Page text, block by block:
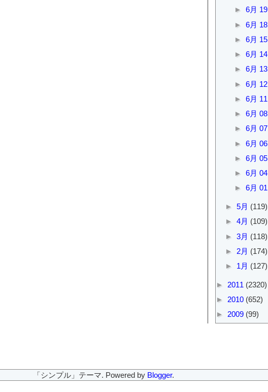
► 6月 19
► 6月 18
► 6月 15
► 6月 14
► 6月 13
► 6月 12
► 6月 11
► 6月 08
► 6月 07
► 6月 06
► 6月 05
► 6月 04
► 6月 01
► 5月 (119)
► 4月 (109)
► 3月 (118)
► 2月 (174)
► 1月 (127)
► 2011 (2320)
► 2010 (652)
► 2009 (99)
「シンプル」テーマ. Powered by Blogger.